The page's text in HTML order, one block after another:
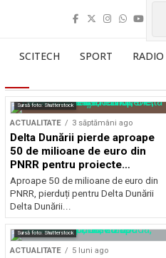
SCITECH SPORT RADIO
Sursă foto: Shutterstock
ACTUALITATE 3 săptămâni ago
Delta Dunării pierde aproape
50 de milioane de euro din
PNRR pentru proiecte
esențiale
Aproape 50 de milioane de euro din
PNRR, pierduți pentru Delta Dunării
Delta Dunării...
Sursă foto: Shutterstock
ACTUALITATE 5 luni ago